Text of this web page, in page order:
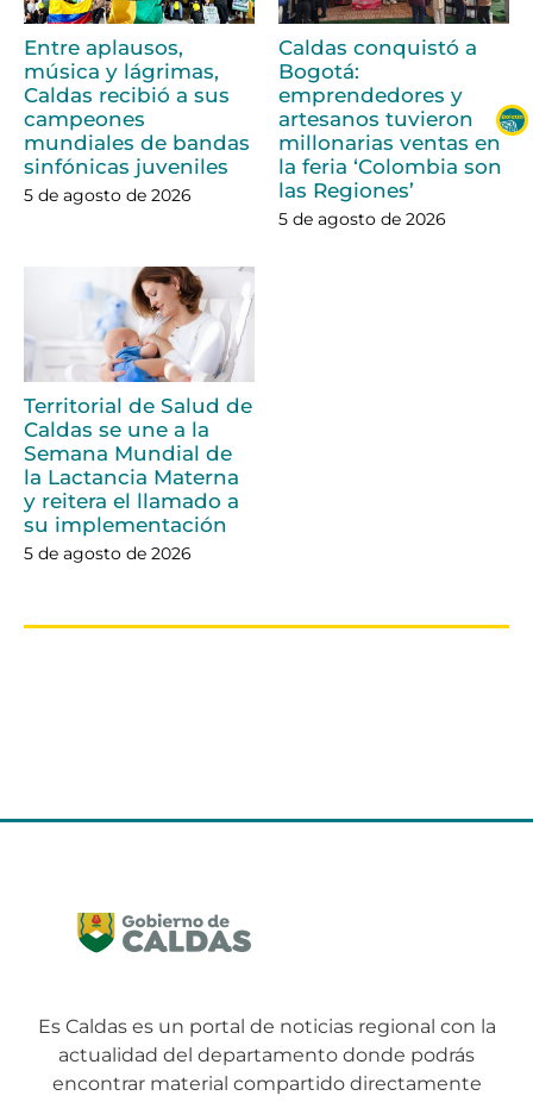
Entre aplausos,
música y lágrimas,
Caldas recibió a sus
campeones
mundiales de bandas
sinfónicas juveniles
5 de agosto de 2026
Caldas conquistó a
Bogotá:
emprendedores y
artesanos tuvieron
millonarias ventas en
la feria ‘Colombia son
las Regiones’
5 de agosto de 2026
Territorial de Salud de
Caldas se une a la
Semana Mundial de
la Lactancia Materna
y reitera el llamado a
su implementación
5 de agosto de 2026
Es Caldas es un portal de noticias regional con la
actualidad del departamento donde podrás
encontrar material compartido directamente